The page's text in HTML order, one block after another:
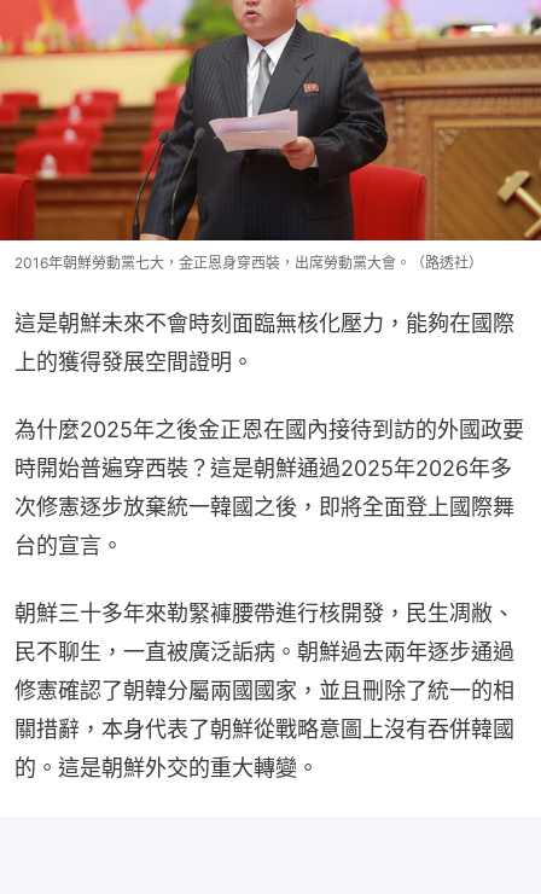
2016年朝鮮勞動黨七大，金正恩身穿西裝，出席勞動黨大會。（路透社）
這是朝鮮未來不會時刻面臨無核化壓力，能夠在國際
上的獲得發展空間證明。
為什麼2025年之後金正恩在國內接待到訪的外國政要
時開始普遍穿西裝？這是朝鮮通過2025年2026年多
次修憲逐步放棄統一韓國之後，即將全面登上國際舞
台的宣言。
朝鮮三十多年來勒緊褲腰帶進行核開發，民生凋敝、
民不聊生，一直被廣泛詬病。朝鮮過去兩年逐步通過
修憲確認了朝韓分屬兩國國家，並且刪除了統一的相
關措辭，本身代表了朝鮮從戰略意圖上沒有吞併韓國
的。這是朝鮮外交的重大轉變。